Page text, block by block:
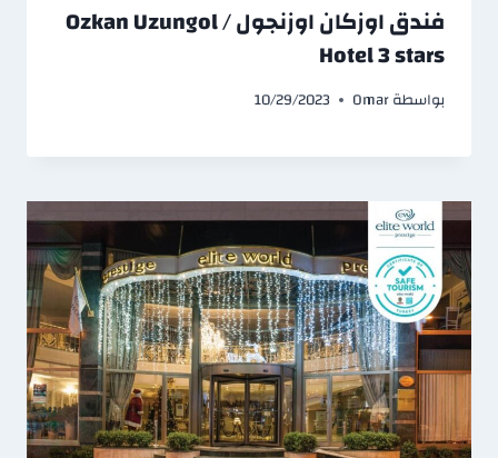
فندق اوزكان اوزنجول / Ozkan Uzungol
Hotel 3 stars
بواسطةOmar
10/29/2023